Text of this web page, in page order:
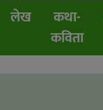
लेख
कथा-
कविता